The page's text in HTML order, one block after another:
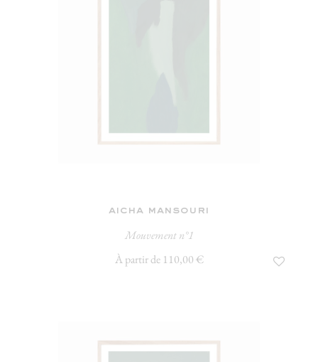
aicha mansouri
Mouvement n°1
À partir de 110,00 €